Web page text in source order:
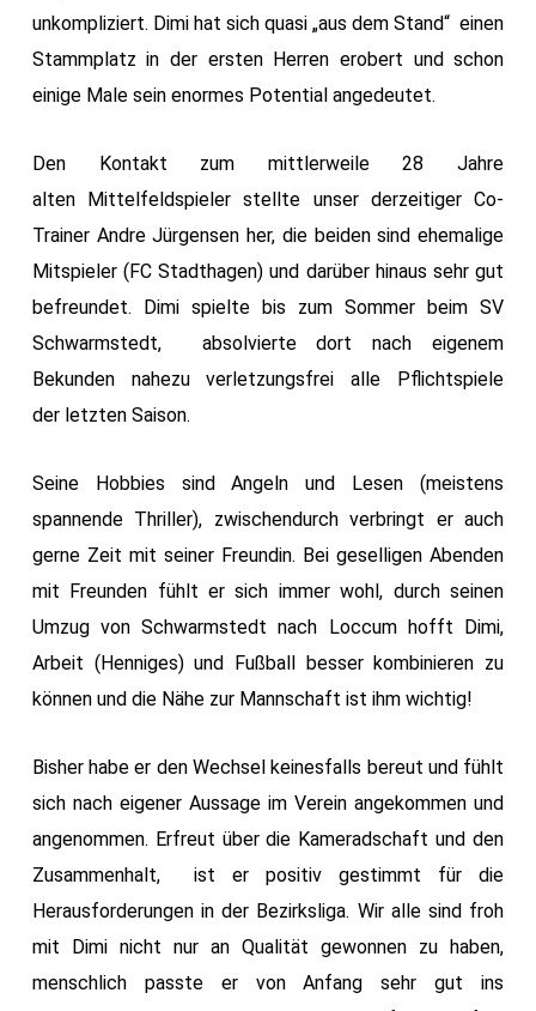
unkompliziert. Dimi hat sich quasi „aus dem Stand“ einen
Stammplatz in der ersten Herren erobert und schon
einige Male sein enormes Potential angedeutet.
Den Kontakt zum mittlerweile 28 Jahre
alten Mittelfeldspieler stellte unser derzeitiger Co-
Trainer Andre Jürgensen her, die beiden sind ehemalige
Mitspieler (FC Stadthagen) und darüber hinaus sehr gut
befreundet. Dimi spielte bis zum Sommer beim SV
Schwarmstedt, absolvierte dort nach eigenem
Bekunden nahezu verletzungsfrei alle Pflichtspiele
der letzten Saison.
Seine Hobbies sind Angeln und Lesen (meistens
spannende Thriller), zwischendurch verbringt er auch
gerne Zeit mit seiner Freundin. Bei geselligen Abenden
mit Freunden fühlt er sich immer wohl, durch seinen
Umzug von Schwarmstedt nach Loccum hofft Dimi,
Arbeit (Henniges) und Fußball besser kombinieren zu
können und die Nähe zur Mannschaft ist ihm wichtig!
Bisher habe er den Wechsel keinesfalls bereut und fühlt
sich nach eigener Aussage im Verein angekommen und
angenommen. Erfreut über die Kameradschaft und den
Zusammenhalt, ist er positiv gestimmt für die
Herausforderungen in der Bezirksliga. Wir alle sind froh
mit Dimi nicht nur an Qualität gewonnen zu haben,
menschlich passte er von Anfang sehr gut ins